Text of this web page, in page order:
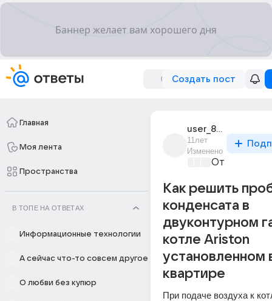
Создать пост
Главная
Моя лента
Пространства
В ТОПЕ НА ОТВЕТАХ
Информационные технологии
А сейчас что-то совсем другое
О любви без купюр
user_88479983
11лет
Изменено
От
Как решить
конденсата в
двуконтурном
котле Ariston
установленном
квартире
При подаче воздуха к